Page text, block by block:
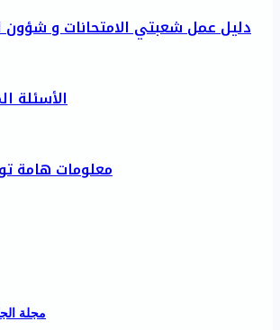
دليل عمل شعبتي الامتحانات و شؤون
الأسئلة
معلومات هامة
مجلة